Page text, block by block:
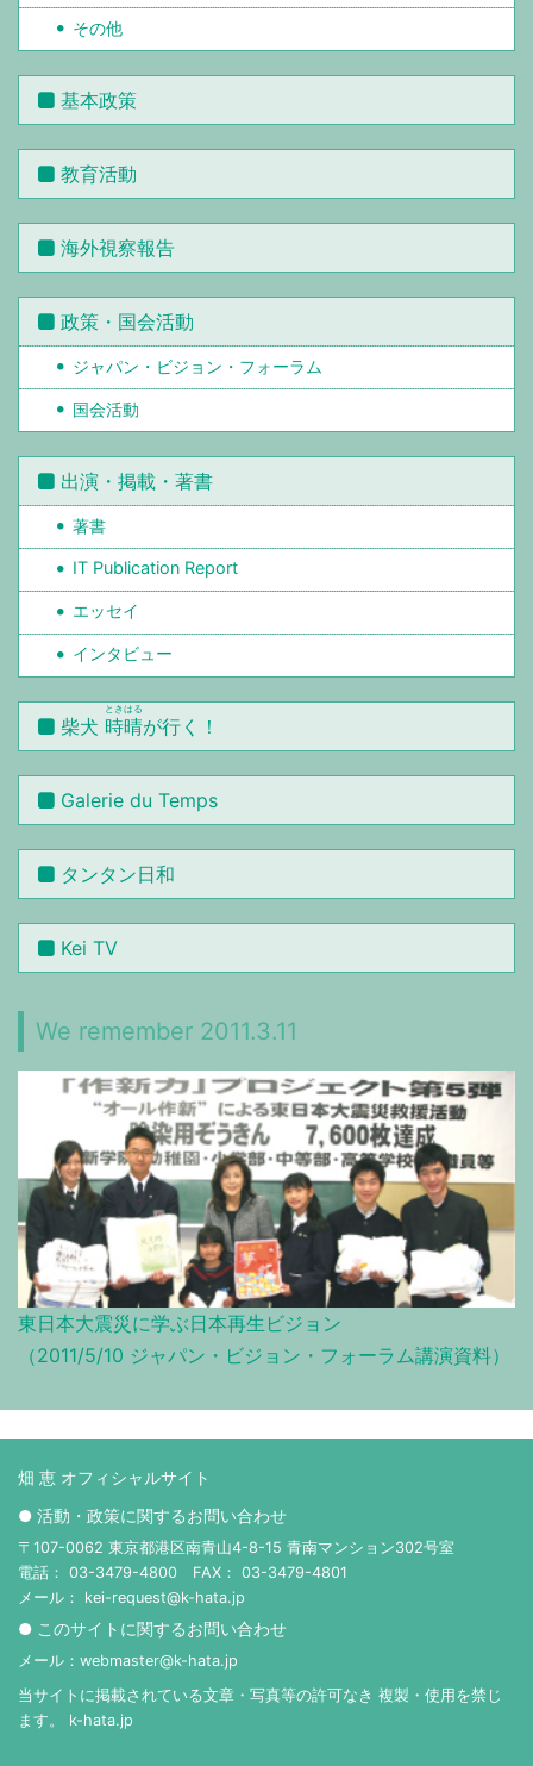
その他
基本政策
教育活動
海外視察報告
政策・国会活動
ジャパン・ビジョン・フォーラム
国会活動
出演・掲載・著書
著書
IT Publication Report
エッセイ
インタビュー
柴犬 時晴
ときはる
が行く！
Galerie du Temps
タンタン日和
Kei TV
We remember 2011.3.11
東日本大震災に学ぶ日本再生ビジョン
（2011/5/10 ジャパン・ビジョン・フォーラム講演資料）
畑 恵 オフィシャルサイト
● 活動・政策に関するお問い合わせ
〒107-0062 東京都港区南青山4-8-15 青南マンション302号室
電話： 03-3479-4800 FAX： 03-3479-4801
メール： kei-request@k-hata.jp
● このサイトに関するお問い合わせ
メール：webmaster@k-hata.jp
当サイトに掲載されている文章・写真等の許可なき 複製・使用を禁じ
ます。 k-hata.jp